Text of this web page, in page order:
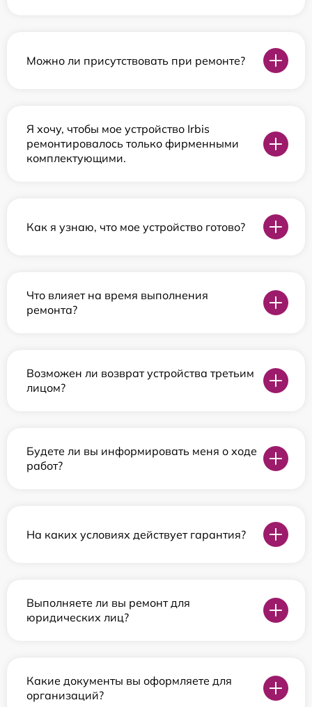
Можно ли присутствовать при ремонте?
Я хочу, чтобы мое устройство Irbis
ремонтировалось только фирменными
комплектующими.
Как я узнаю, что мое устройство готово?
Что влияет на время выполнения
ремонта?
Возможен ли возврат устройства третьим
лицом?
Будете ли вы информировать меня о ходе
работ?
На каких условиях действует гарантия?
Выполняете ли вы ремонт для
юридических лиц?
Какие документы вы оформляете для
организаций?